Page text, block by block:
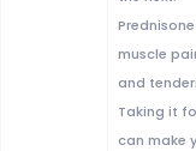
muscle
and
Taking it
can make